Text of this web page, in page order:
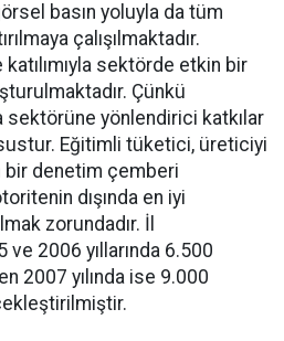
basın yoluyla da tüm
çalışılmaktadır.
sektörde etkin bir
Çünkü
sektörüne yönlendirici katkılar
Eğitimli tüketici, üreticiyi
bir denetim çemberi
dışında en iyi
zorundadır. İl
2006 yıllarında 6.500
2007 yılında ise 9.000